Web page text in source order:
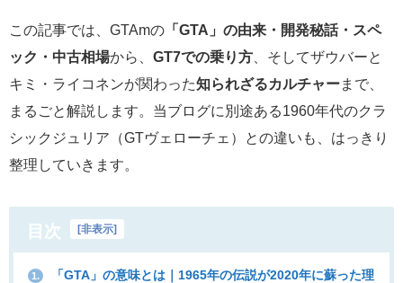
この記事では、GTAmの 「GTA」の由来・開発秘話・スペ
ック・中古相場から、 GT7での乗り方 、そしてザウバーと
キミ・ライコネンが関わった知られざるカルチャーまで、
まるごと解説します。当ブログに別途ある1960年代のクラ
シックジュリア（GTヴェローチェ）との違いも、はっきり
整理していきます。
目次 [非表示]
1.
「GTA」の意味とは｜1965年の伝説が2020年に蘇った理